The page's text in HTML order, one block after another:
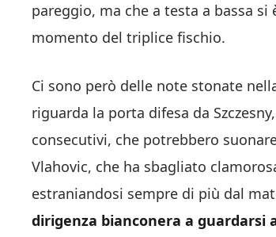
pareggio, ma che a testa a bassa
momento del triplice fischio.
Ci sono però delle note stonate
riguarda la porta difesa da
consecutivi, che potrebbero
Vlahovic, che ha sbagliato
estraniandosi sempre di più dal
dirigenza bianconera a guardarsi